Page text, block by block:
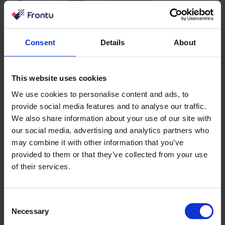
Consent Details About
This website uses cookies
We use cookies to personalise content and ads, to
provide social media features and to analyse our traffic.
We also share information about your use of our site with
our social media, advertising and analytics partners who
may combine it with other information that you’ve
provided to them or that they’ve collected from your use
of their services.
Selection
Necessary